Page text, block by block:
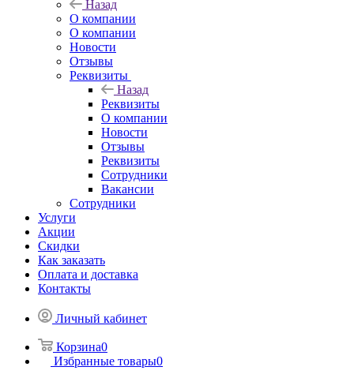
Назад
О компании
О компании
Новости
Отзывы
Реквизиты
Назад
Реквизиты
О компании
Новости
Отзывы
Реквизиты
Сотрудники
Вакансии
Сотрудники
Услуги
Акции
Скидки
Как заказать
Оплата и доставка
Контакты
Личный кабинет
Корзина0
Избранные товары0